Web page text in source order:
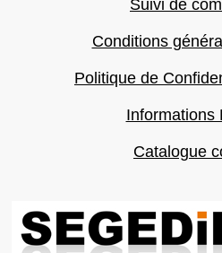
Suivi de
Conditions
Politique de
Informations
Catalogue